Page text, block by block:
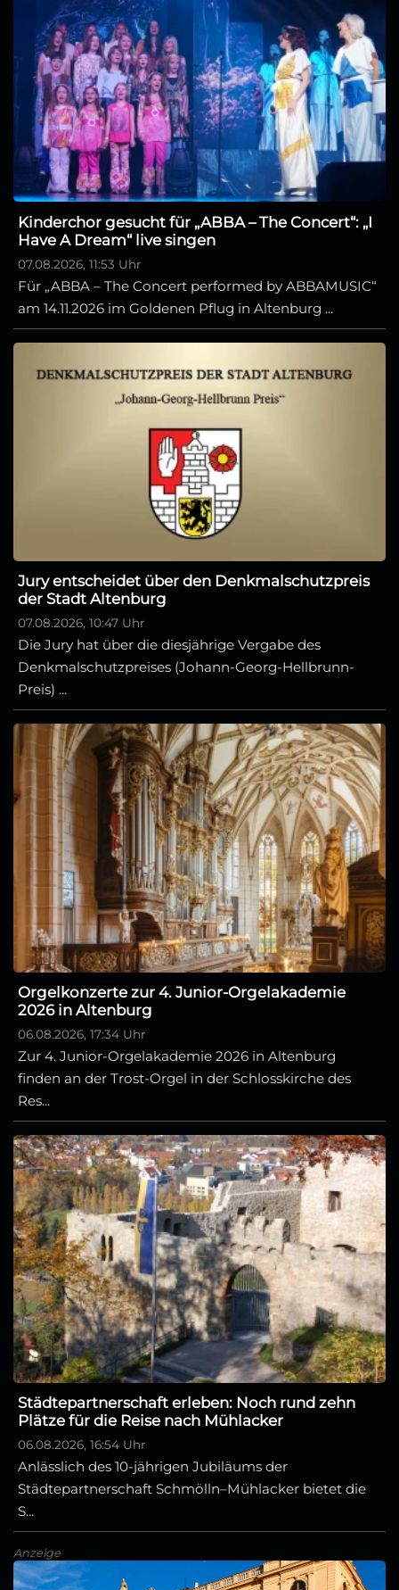
Kinderchor gesucht für „ABBA – The Concert“: „I
Have A Dream“ live singen
07.08.2026, 11:53 Uhr
Für „ABBA – The Concert performed by ABBAMUSIC“
am 14.11.2026 im Goldenen Pflug in Altenburg ...
Jury entscheidet über den Denkmalschutzpreis
der Stadt Altenburg
07.08.2026, 10:47 Uhr
Die Jury hat über die diesjährige Vergabe des
Denkmalschutzpreises (Johann-Georg-Hellbrunn-
Preis) ...
Orgelkonzerte zur 4. Junior-Orgelakademie
2026 in Altenburg
06.08.2026, 17:34 Uhr
Zur 4. Junior-Orgelakademie 2026 in Altenburg
finden an der Trost-Orgel in der Schlosskirche des
Res...
Städtepartnerschaft erleben: Noch rund zehn
Plätze für die Reise nach Mühlacker
06.08.2026, 16:54 Uhr
Anlässlich des 10-jährigen Jubiläums der
Städtepartnerschaft Schmölln–Mühlacker bietet die
S...
Anzeige